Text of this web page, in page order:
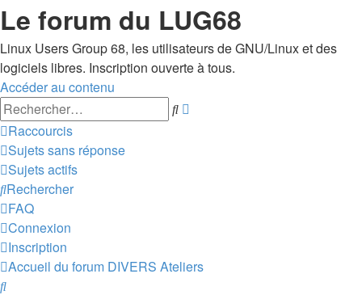
Le forum du LUG68
Linux Users Group 68, les utilisateurs de GNU/Linux et des
logiciels libres. Inscription ouverte à tous.
Accéder au contenu
Rechercher
Raccourcis
Sujets sans réponse
Sujets actifs
Rechercher
FAQ
Connexion
Inscription
Accueil du forum DIVERS Ateliers
Rechercher